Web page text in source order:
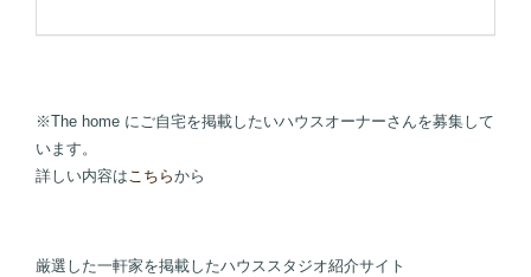
※The home にご自宅を掲載したいハウスオーナーさんを募集して
います。
詳しい内容はこちらから
厳選した一軒家を掲載したハウススタジオ紹介サイト